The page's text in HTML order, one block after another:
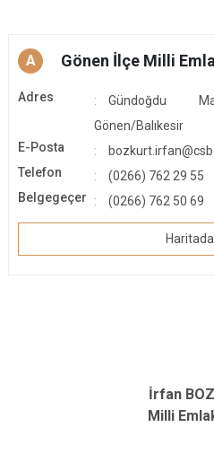
A Gönen İlçe Milli
Adres
Gündoğdu
Gönen/Balıkesir
E-Posta
Telefon
(0266) 762 29 55
Belgegeçer
(0266) 762 50 69
İrfan
Milli